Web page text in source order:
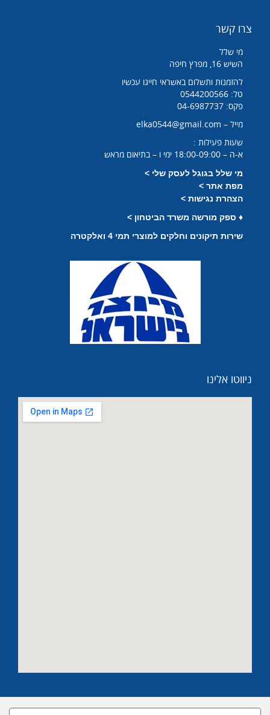
צרו קשר
מי שלל
השיש 16, מפרץ חיפה
להזמנות ותשלום באשראי חייגו עכשיו
טל: 0544200566
פקס: 04-6987737
מייל – elka0544@gmail.com
שעות פעילות :
א-ה – 18:00-09:00 ימי ו – בתיאום מראש
מי שלל בגוגל לעסק שלי >
מפת אתר >
הצהרת נגישות >
♦ ספק מורשה משרד הביטחון >
שירות תיקונים וחלקים למוצרי תמי 4 ואלקטרה
ניווטו אלינו